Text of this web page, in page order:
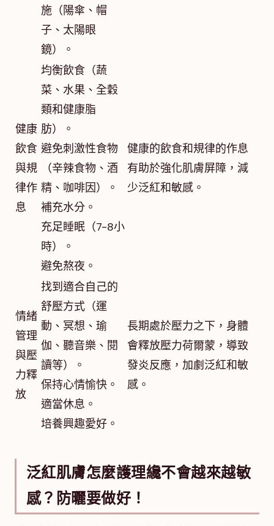
施（陽傘、帽
子、太陽眼
鏡）。
健康
飲食
與規
律作
息
均衡飲食（蔬
菜、水果、全穀
類和健康脂
肪）。
避免刺激性食物
（辛辣食物、酒
精、咖啡因）。
補充水分。
充足睡眠（7-8小
時）。
避免熬夜。
健康的飲食和規律的作息
有助於強化肌膚屏障，減
少泛紅和敏感。
情緒
管理
與壓
力釋
放
找到適合自己的
舒壓方式（運
動、冥想、瑜
伽、聽音樂、閱
讀等）。
保持心情愉快。
適當休息。
培養興趣愛好。
長期處於壓力之下，身體
會釋放壓力荷爾蒙，導致
發炎反應，加劇泛紅和敏
感。
泛紅肌膚怎麼護理纔不會越來越敏
感？防曬要做好！